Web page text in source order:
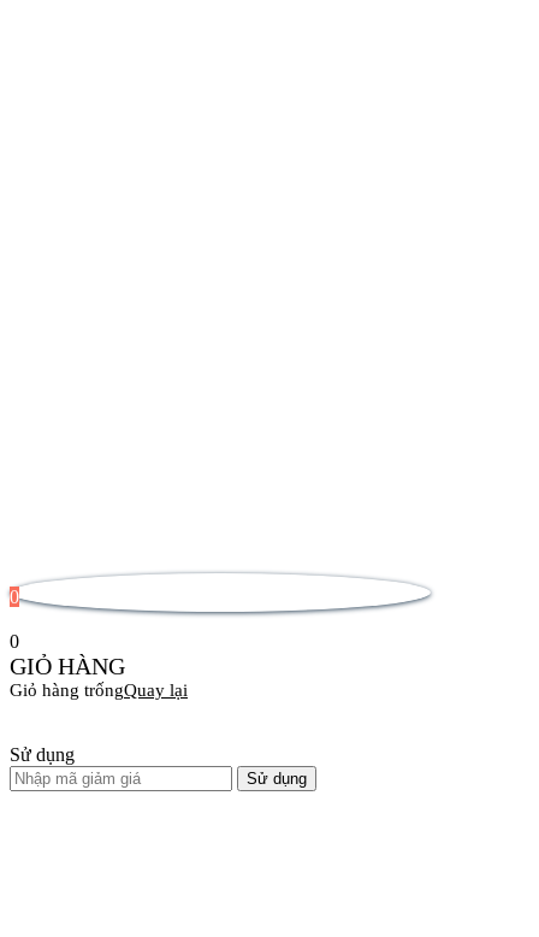
0
0
GIỎ HÀNG
Giỏ hàng trốngQuay lại
Sử dụng
Sử dụng